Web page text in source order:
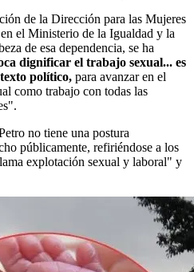
de la Dirección para las Mujeres
el Ministerio de la Igualdad y la
de esa dependencia, se ha
dignificar el trabajo sexual... es
político, para avanzar en el
como trabajo con todas las
no tiene una postura
públicamente, refiriéndose a los
explotación sexual y laboral" y